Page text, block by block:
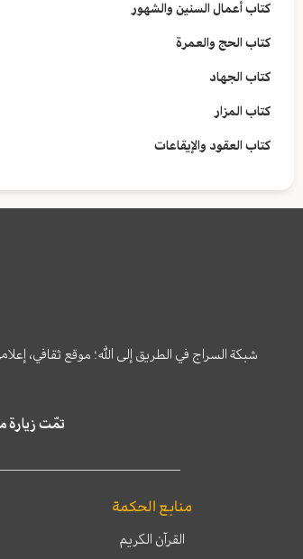
كتاب أعمال السنين والشهور
كتاب الحج والعمرة
كتاب الجهاد
كتاب المزار
كتاب العقود والإيقاعات
شبكة السراج في الطريق إلى الله؛ موقع ثقافي،
تمّت زيارة موقع سراج ٤,٨٠٠,٠٠٠ مرة خلال الستة أشهر
منابع الحكمة
القرآن الكريم